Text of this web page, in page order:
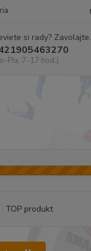
si rady? Zavolajte.
Pia, 7-17 hod.)
TOP produkt